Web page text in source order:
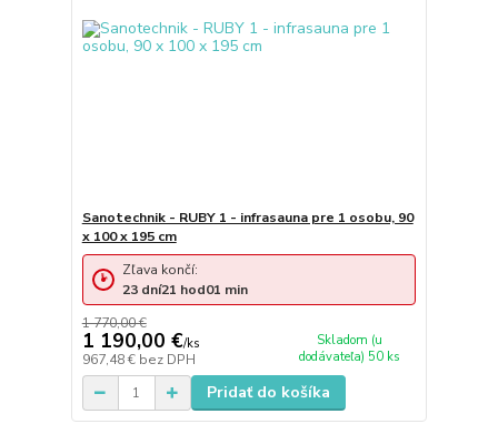
Sanotechnik - RUBY 1 - infrasauna pre 1 osobu, 90
x 100 x 195 cm
1 770,00 €
1 190,00 €/ks
967,48 € bez DPH
Skladom (u
dodávateľa) 50 ks
Zľava končí:
23 dní21 hod01 min
Pridať do košíka